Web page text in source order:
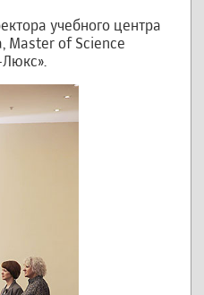
учебного центра
Master of Science
Люкс».